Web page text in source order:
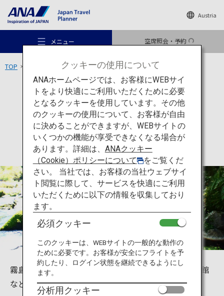
Austria
メニュー 空席照会・予約
おすすめの旅
旅のアイデア
行き先
旅のお役立ち情報
ANA サービス
TOP 霧島温泉郷
宿泊 鹿児島
霧島温泉郷
霧島は鹿児島県内でも屈指の温泉地です。ホテルや旅館
なども充実し、日帰りにも宿泊にもおすすめです。
クッキーの使用について
ANAホームページでは、お客様にWEBサイ
トをより快適にご利用いただくために必要
となるクッキーを使用しています。その他
のクッキーの使用について、お客様が自由
に決めることができますが、WEBサイトの
いくつかの機能が享受できなくなる場合が
あります。詳細は、 ANAクッキー
（Cookie）ポリシーについて
をご覧くだ
さい。 当社では、お客様の当社ウェブサイ
ト閲覧に際して、サービスを快適にご利用
いただくために以下の情報を収集しており
ます。
必須クッキー
このクッキーは、WEBサイトの一般的な動作の
ために必要です。お客様が安全にフライトを予
約したり、ログイン状態を継続できるようにし
ます。
分析用クッキー